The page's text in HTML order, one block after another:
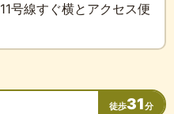
号線すぐ横とアクセス便
徒歩31分